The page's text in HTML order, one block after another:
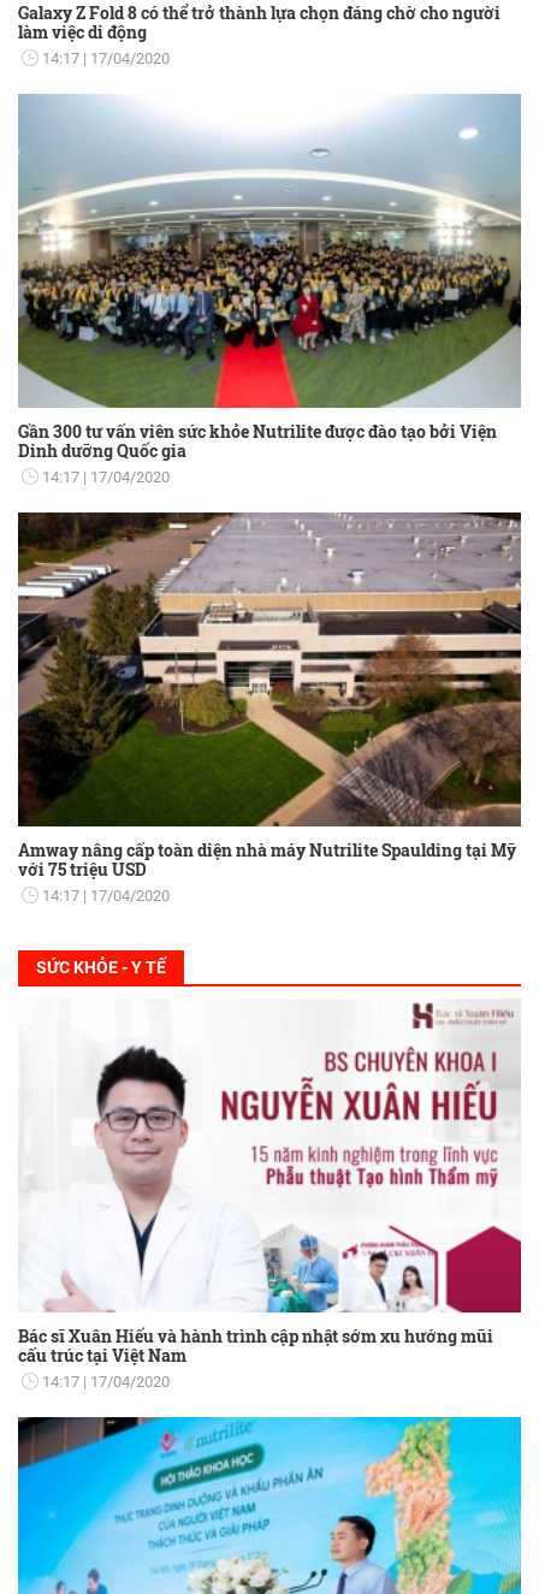
Galaxy Z Fold 8 có thể trở thành lựa chọn đáng chờ cho người
làm việc di động
14:17 17/04/2020
Gần 300 tư vấn viên sức khỏe Nutrilite được đào tạo bởi Viện
Dinh dưỡng Quốc gia
14:17 17/04/2020
Amway nâng cấp toàn diện nhà máy Nutrilite Spaulding tại Mỹ
với 75 triệu USD
14:17 17/04/2020
SỨC KHỎE - Y TẾ
Bác sĩ Xuân Hiếu và hành trình cập nhật sớm xu hướng mũi
cấu trúc tại Việt Nam
14:17 17/04/2020